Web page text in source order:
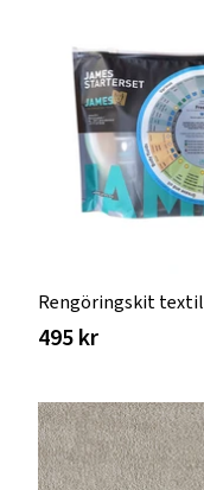
Rengöringskit textil
495 kr